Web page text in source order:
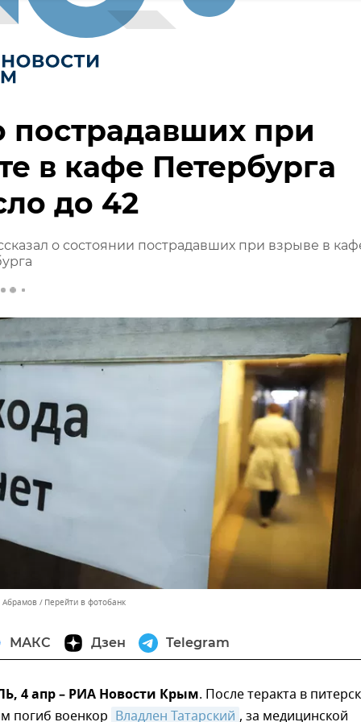
пострадавших при
в кафе Петербурга
до 42
о состоянии пострадавших при взрыве в
Перейти в фотобанк
МАКС Дзен Telegram
4 апр – РИА Новости Крым. После теракта в
погиб военкор Владлен Татарский , за медицинской